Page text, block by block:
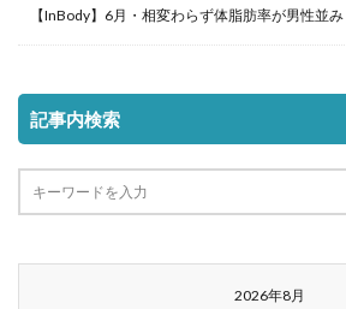
【InBody】6月・相変わらず体脂肪率が男性並み
記事内検索
2026年8月